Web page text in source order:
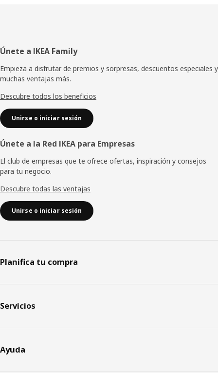
Pie
de
página
Únete a IKEA Family
Empieza a disfrutar de premios y sorpresas, descuentos especiales y
muchas ventajas más.
Descubre todos los beneficios
Unirse o iniciar sesión
Únete a la Red IKEA para Empresas
El club de empresas que te ofrece ofertas, inspiración y consejos
para tu negocio.
Descubre todas las ventajas
Unirse o iniciar sesión
Planifica tu compra
Servicios
Ayuda